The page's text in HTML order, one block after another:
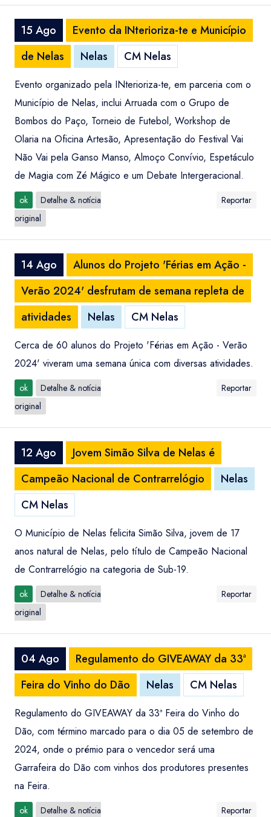
15 Ago
Evento da INterioriza-te e Município
de Nelas
Nelas CM Nelas
Evento organizado pela INterioriza-te, em parceria com o
Município de Nelas, inclui Arruada com o Grupo de
Bombos do Paço, Torneio de Futebol, Workshop de
Olaria na Oficina Artesão, Apresentação do Festival Vai
Não Vai pela Ganso Manso, Almoço Convívio, Espetáculo
de Magia com Zé Mágico e um Debate Intergeracional.
ok
Detalhe & notícia
original
Reportar
14 Ago
Alunos do Projeto 'Férias em Ação -
Verão 2024' desfrutam de semana repleta de
atividades
Nelas CM Nelas
Cerca de 60 alunos do Projeto 'Férias em Ação - Verão
2024' viveram uma semana única com diversas atividades.
ok
Detalhe & notícia
original
Reportar
12 Ago
Jovem Simão Silva de Nelas é
Campeão Nacional de Contrarrelógio
Nelas
CM Nelas
O Município de Nelas felicita Simão Silva, jovem de 17
anos natural de Nelas, pelo título de Campeão Nacional
de Contrarrelógio na categoria de Sub-19.
ok
Detalhe & notícia
original
Reportar
04 Ago
Regulamento do GIVEAWAY da 33ª
Feira do Vinho do Dão
Nelas CM Nelas
Regulamento do GIVEAWAY da 33ª Feira do Vinho do
Dão, com término marcado para o dia 05 de setembro de
2024, onde o prémio para o vencedor será uma
Garrafeira do Dão com vinhos dos produtores presentes
na Feira.
ok Detalhe & notícia Reportar